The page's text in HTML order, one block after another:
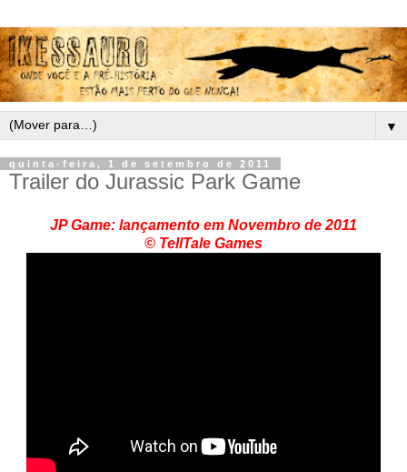
▼
quinta-feira, 1 de setembro de 2011
Trailer do Jurassic Park Game
JP Game: lançamento em Novembro de 2011
© TellTale Games